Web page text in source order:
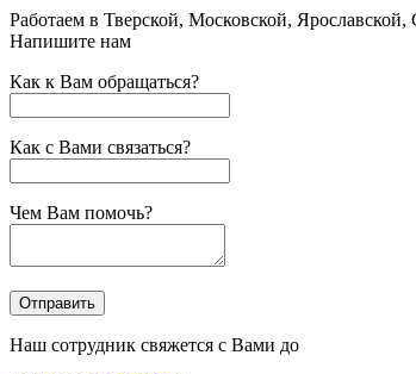
Работаем в Тверской, Московской,
Напишите нам
Как к Вам обращаться?
Как с Вами связаться?
Чем Вам помочь?
Наш сотрудник свяжется с Вами до